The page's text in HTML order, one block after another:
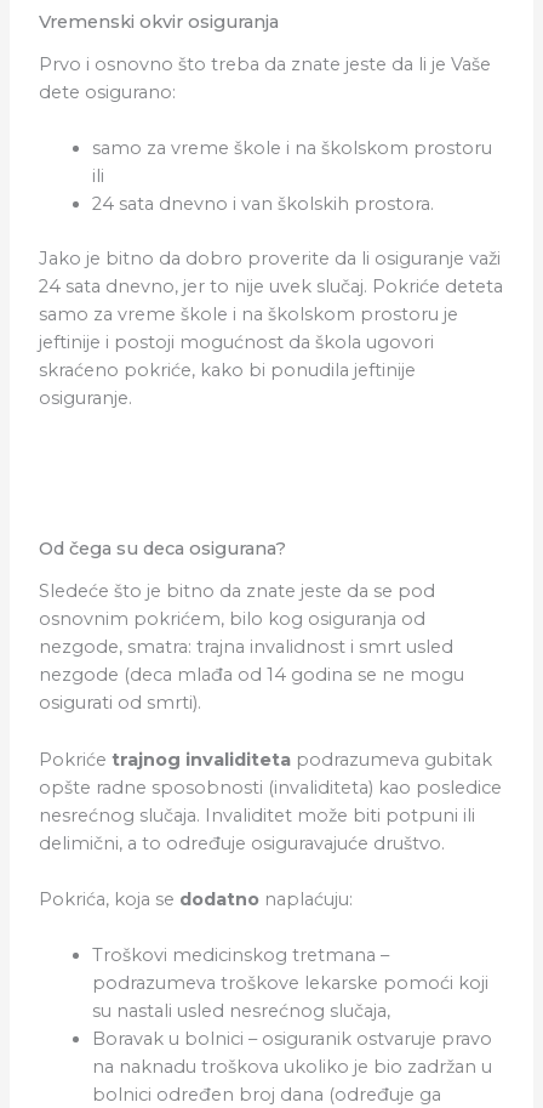
Vremenski okvir osiguranja
Prvo i osnovno što treba da znate jeste da li je Vaše
dete osigurano:
samo za vreme škole i na školskom prostoru
ili
24 sata dnevno i van školskih prostora.
Jako je bitno da dobro proverite da li osiguranje važi
24 sata dnevno, jer to nije uvek slučaj. Pokriće deteta
samo za vreme škole i na školskom prostoru je
jeftinije i postoji mogućnost da škola ugovori
skraćeno pokriće, kako bi ponudila jeftinije
osiguranje.
Od čega su deca osigurana?
Sledeće što je bitno da znate jeste da se pod
osnovnim pokrićem, bilo kog osiguranja od
nezgode, smatra: trajna invalidnost i smrt usled
nezgode (deca mlađa od 14 godina se ne mogu
osigurati od smrti).
Pokrićetrajnog invaliditeta podrazumeva gubitak
opšte radne sposobnosti (invaliditeta) kao posledice
nesrećnog slučaja. Invaliditet može biti potpuni ili
delimični, a to određuje osiguravajuće društvo.
Pokrića, koja se dodatno naplaćuju:
Troškovi medicinskog tretmana –
podrazumeva troškove lekarske pomoći koji
su nastali usled nesrećnog slučaja,
Boravak u bolnici – osiguranik ostvaruje pravo
na naknadu troškova ukoliko je bio zadržan u
bolnici određen broj dana (određuje ga